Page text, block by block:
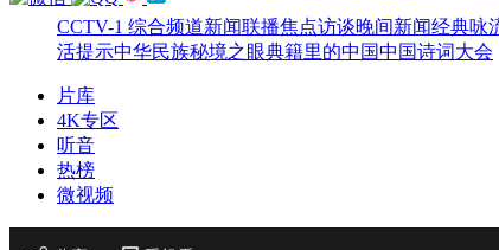
CCTV-1 综合频道新闻联播焦点访谈晚间新闻经典咏
活提示中华民族秘境之眼典籍里的中国中国诗词大会
片库
4K专区
听音
热榜
微视频